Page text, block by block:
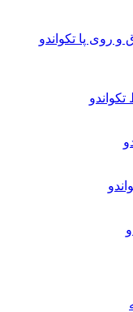
روی پا تکواندو